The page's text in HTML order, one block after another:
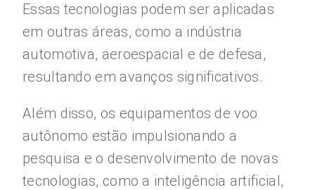
Essas tecnologias podem ser aplicadas
em outras áreas, como a indústria
automotiva, aeroespacial e de defesa,
resultando em avanços significativos.
Além disso, os equipamentos de voo
autônomo estão impulsionando a
pesquisa e o desenvolvimento de novas
tecnologias, como a inteligência artificial,